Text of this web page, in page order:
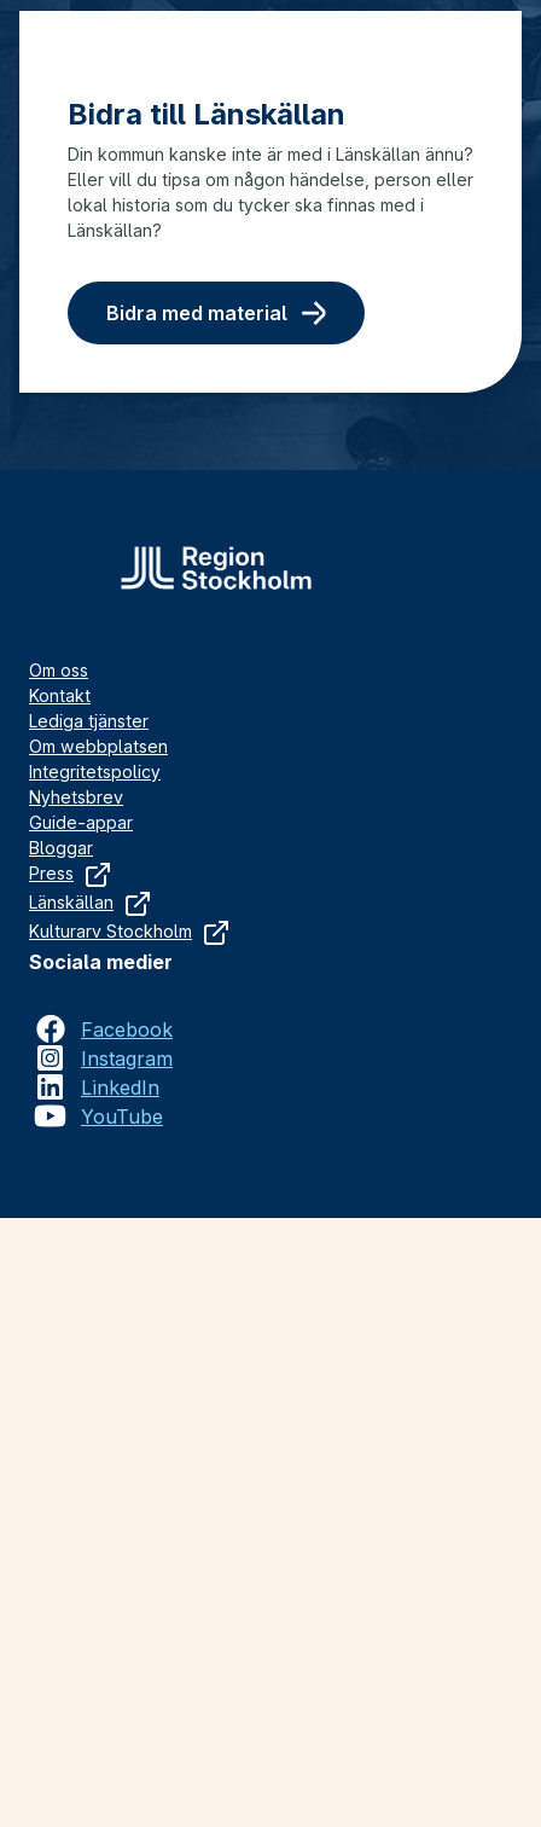
Bidra till Länskällan
Din kommun kanske inte är med i Länskällan ännu?
Eller vill du tipsa om någon händelse, person eller
lokal historia som du tycker ska finnas med i
Länskällan?
Bidra med material
Om oss
Kontakt
Lediga tjänster
Om webbplatsen
Integritetspolicy
Nyhetsbrev
Guide-appar
Bloggar
Press
Länskällan
Kulturarv Stockholm
Sociala medier
Facebook
Instagram
LinkedIn
YouTube